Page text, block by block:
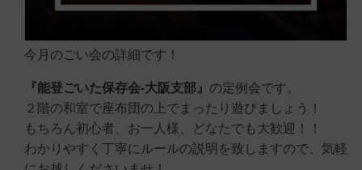
今月のごい会の詳細です！
『能登ごいた保存会-大阪支部』 の定例会です。
２階の和室で座布団の上でまったり遊びましょう！
もちろん初心者、お一人様、どなたでも大歓迎！！
わかりやすく丁寧にルールの説明を致しますので、気軽